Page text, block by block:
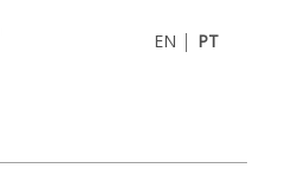
EN | PT